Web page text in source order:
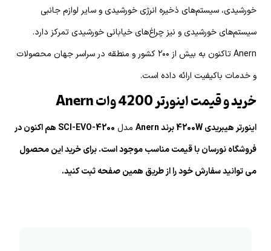
خورشیدی، سیستم‌های ذخیره انرژی خورشیدی و سایر لوازم جانبی
سیستم‌های خورشیدی و نیز چراغ‌های خیابانی خورشیدی تمرکز دارد.
Anern تاکنون به بیش از ۲۰۰ کشور و منطقه در سراسر جهان محصولات
و خدمات باکیفیت ارائه داده است.
خرید و قیمت اینورتر 4200 وات Anern
اینورتر هیبریدی 4200W برند Anern مدل
SCI-EVO-4200 هم اکنون در
فروشگاه نورسان با قیمت مناسب موجود است. برای خرید این محصول
می توانید سفارش خود را از طریق همین صفحه ثبت کنید.